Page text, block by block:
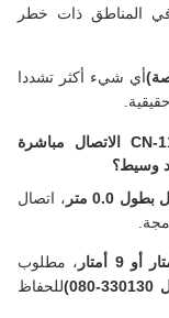
المناطق ذات خطر
أي شيء أكثر تشددا
السؤال 4: هل يمكن لـ 330103-00-21-10-11-CN الاتصال مباشرة
، اتصال
، مطلوب
للحفاظ